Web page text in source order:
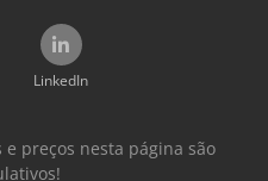
LinkedIn
preços nesta página são